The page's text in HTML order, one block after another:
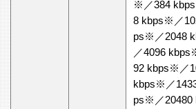
※／384
8 kbps※／
ps※／2048
／4096
92 kbps※／
kbps※／
ps※／20480